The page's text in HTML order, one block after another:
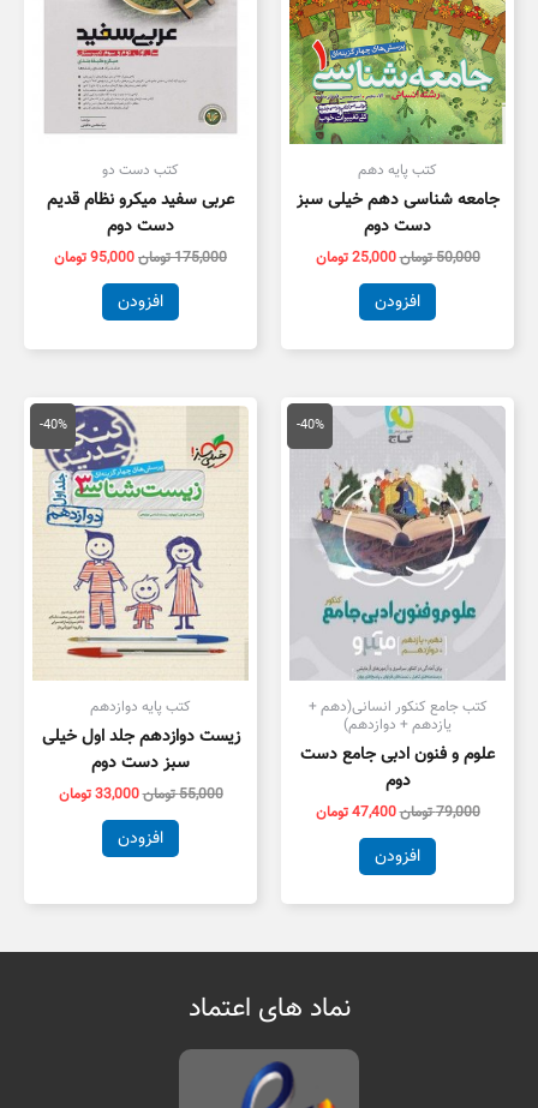
کتب پایه دهم
جامعه شناسی دهم خیلی سبز
دست دوم
50,000تومان25,000تومان
افزودن
کتب دست دو
عربی سفید میکرو نظام قدیم
دست دوم
175,000تومان95,000تومان
افزودن
-40%
کتب جامع کنکور انسانی(دهم +
یازدهم + دوازدهم)
علوم و فنون ادبی جامع دست
دوم
79,000تومان
قیمت
اصلی
79,000 تومان
بود.
47,400تومان
قیمت
فعلی
افزودن
-40%
کتب پایه دوازدهم
زیست دوازدهم جلد اول خیلی
سبز دست دوم
55,000تومان
قیمت
اصلی
55,000 تومان
بود.
33,000تومان
قیمت
فعلی
است.
افزودن
نماد های اعتماد